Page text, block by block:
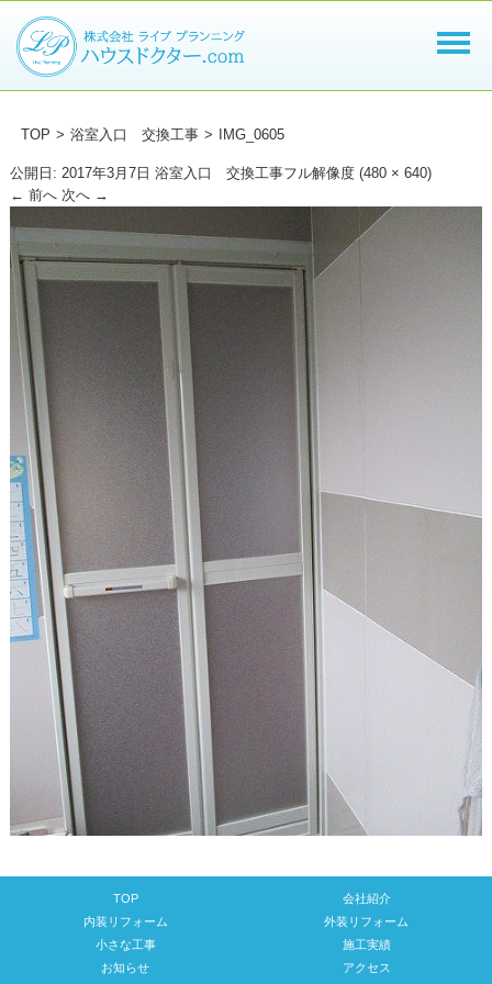
TOP > 浴室入口 交換工事 > IMG_0605
公開日: 2017年3月7日 浴室入口 交換工事フル解像度 (480 × 640)
← 前へ 次へ →
TOP
会社紹介
内装リフォーム
外装リフォーム
小さな工事
施工実績
お知らせ
アクセス